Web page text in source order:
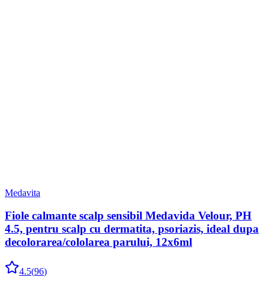
Medavita
Fiole calmante scalp sensibil Medavida Velour, PH
4.5, pentru scalp cu dermatita, psoriazis, ideal dupa
decolorarea/cololarea parului, 12x6ml
4.5(96)